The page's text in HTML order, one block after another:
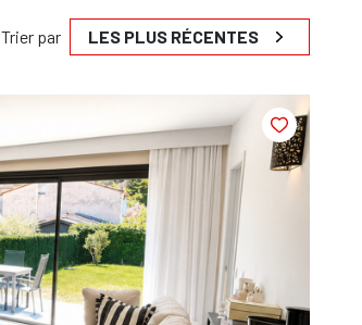
Trier par LES PLUS RÉCENTES